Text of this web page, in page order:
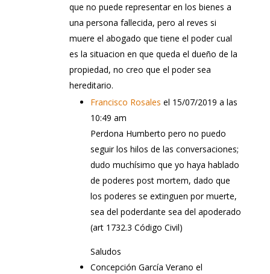
que no puede representar en los bienes a
una persona fallecida, pero al reves si
muere el abogado que tiene el poder cual
es la situacion en que queda el dueño de la
propiedad, no creo que el poder sea
hereditario.
Francisco Rosales el 15/07/2019 a las
10:49 am
Perdona Humberto pero no puedo
seguir los hilos de las conversaciones;
dudo muchísimo que yo haya hablado
de poderes post mortem, dado que
los poderes se extinguen por muerte,
sea del poderdante sea del apoderado
(art 1732.3 Código Civil)
Saludos
Concepción García Verano el